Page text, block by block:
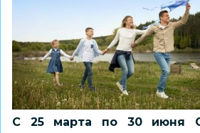
С 25 марта по 30 июня